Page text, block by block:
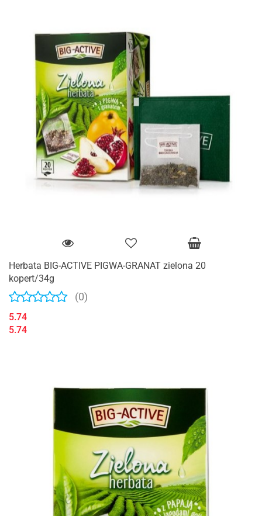
Herbata BIG-ACTIVE PIGWA-GRANAT zielona 20
kopert/34g
(0)
5.74
5.74